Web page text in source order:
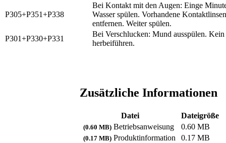
P305+P351+P338
Bei Kontakt mit den Augen: Einge
Wasser spülen. Vorhandene
entfernen. Weiter spülen.
P301+P330+P331
Bei Verschlucken: Mund ausspülen. Kein
herbeiführen.
Zusätzliche Informationen
Datei Dateigröße
(0.60 MB) Betriebsanweisung 0.60 MB
(0.17 MB) Produktinformation 0.17 MB